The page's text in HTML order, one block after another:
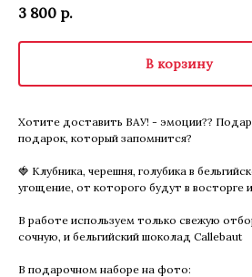
3 800 р.
В корзину
Хотите доставить ВАУ! - эмоции??
подарок, который запомнится?
🍓 Клубника, черешня, голубика в
угощение, от которого будут в восторге
В работе используем только свежую
сочную, и бельгийский шоколад Callebaut
В подарочном наборе на фото: